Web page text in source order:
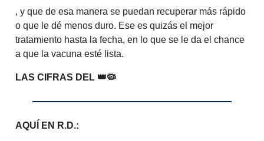
, y que de esa manera se puedan recuperar más rápido
o que le dé menos duro. Ese es quizás el mejor
tratamiento hasta la fecha, en lo que se le da el chance
a que la vacuna esté lista.
LAS CIFRAS DEL 👑🦠
AQUÍ EN R.D.: